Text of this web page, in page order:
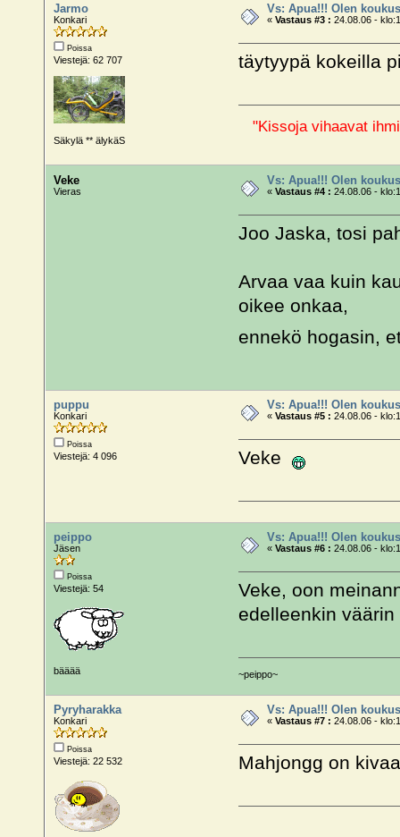
Jarmo
Konkari
Poissa
Viestejä: 62 707
Säkylä ** älykäS
Vs: Apua!!! Olen
«Vastaus #3 : 24.08.06 -
täytyypä kokeilla
"Kissoja vihaavat
Veke
Vieras
Vs: Apua!!! Olen
«Vastaus #4 : 24.08.06 -
Joo Jaska, tosi
Arvaa vaa kuin
oikee onkaa,
ennekö hogasin,
puppu
Konkari
Poissa
Viestejä: 4 096
Vs: Apua!!! Olen
«Vastaus #5 : 24.08.06 -
Veke
peippo
Jäsen
Poissa
Viestejä: 54
bääää
Vs: Apua!!! Olen
«Vastaus #6 : 24.08.06 -
Veke, oon
edelleenkin
~peippo~
Pyryharakka
Konkari
Poissa
Viestejä: 22 532
Vs: Apua!!! Olen
«Vastaus #7 : 24.08.06 -
Mahjongg on